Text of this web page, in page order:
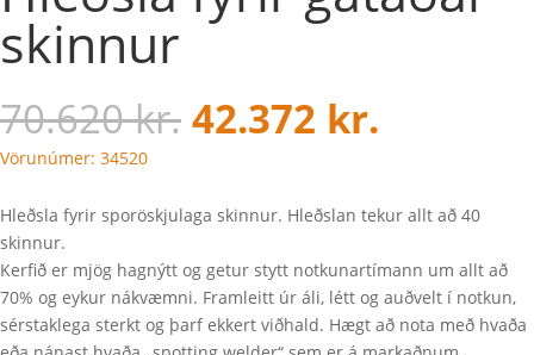
skinnur
70.620kr. 42.372 kr.
Vörunúmer: 34520
Hleðsla fyrir sporöskjulaga skinnur. Hleðslan tekur allt að 40
skinnur.
Kerfið er mjög hagnýtt og getur stytt notkunartímann um allt að
70% og eykur nákvæmni. Framleitt úr áli, létt og auðvelt í notkun,
sérstaklega sterkt og þarf ekkert viðhald. Hægt að nota með hvaða